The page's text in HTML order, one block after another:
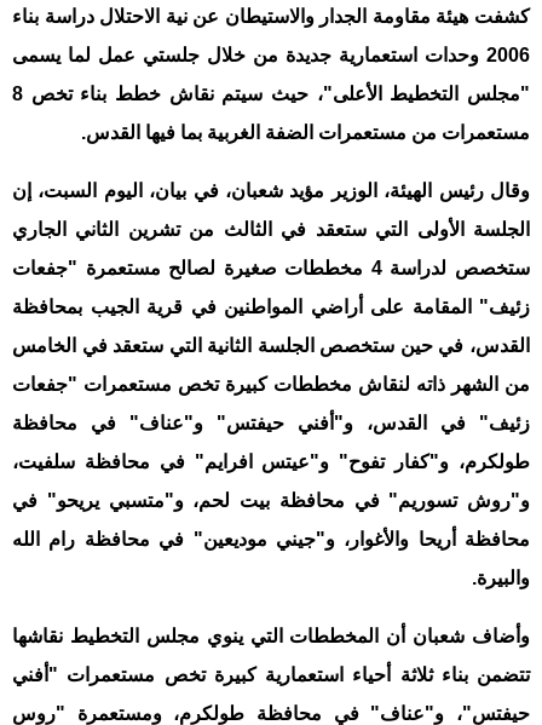
كشفت هيئة مقاومة الجدار والاستيطان عن نية الاحتلال دراسة بناء
2006 وحدات استعمارية جديدة من خلال جلستي عمل لما يسمى
"مجلس التخطيط الأعلى"، حيث سيتم نقاش خطط بناء تخص 8
مستعمرات من مستعمرات الضفة الغربية بما فيها القدس.
وقال رئيس الهيئة، الوزير مؤيد شعبان، في بيان، اليوم السبت، إن
الجلسة الأولى التي ستعقد في الثالث من تشرين الثاني الجاري
ستخصص لدراسة 4 مخططات صغيرة لصالح مستعمرة "جفعات
زئيف" المقامة على أراضي المواطنين في قرية الجيب بمحافظة
القدس، في حين ستخصص الجلسة الثانية التي ستعقد في الخامس
من الشهر ذاته لنقاش مخططات كبيرة تخص مستعمرات "جفعات
زئيف" في القدس، و"أفني حيفتس" و"عناف" في محافظة
طولكرم، و"كفار تفوح" و"عيتس افرايم" في محافظة سلفيت،
و"روش تسوريم" في محافظة بيت لحم، و"متسبي يريحو" في
محافظة أريحا والأغوار، و"جيني موديعين" في محافظة رام الله
والبيرة.
وأضاف شعبان أن المخططات التي ينوي مجلس التخطيط نقاشها
تتضمن بناء ثلاثة أحياء استعمارية كبيرة تخص مستعمرات "أفني
حيفتس"، و"عناف" في محافظة طولكرم، ومستعمرة "روس